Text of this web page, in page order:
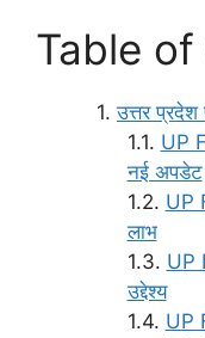
Table
उत्तर
UP
नई अपडेट
UP
लाभ
UP
उद्देश्य
UP